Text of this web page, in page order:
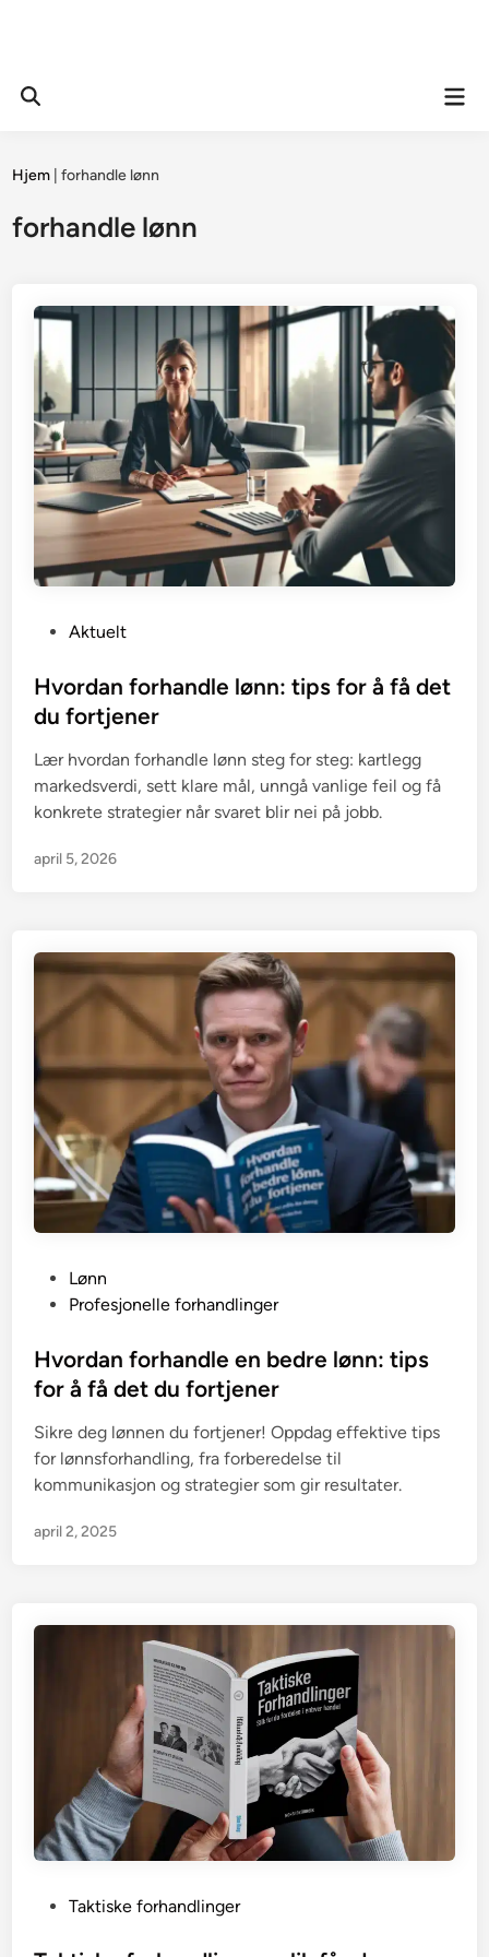
Open
Hjem |forhandle lønn
forhandle lønn
s
t
d
i
n
Aktuelt
Hvordan forhandle lønn: tips for å få det
du fortjener
Lær hvordan forhandle lønn steg for steg: kartlegg
markedsverdi, sett klare mål, unngå vanlige feil og få
konkrete strategier når svaret blir nei på jobb.
april 5, 2026
t
e
i
n
Lønn
Profesjonelle forhandlinger
Hvordan forhandle en bedre lønn: tips
for å få det du fortjener
Sikre deg lønnen du fortjener! Oppdag effektive tips
for lønnsforhandling, fra forberedelse til
kommunikasjon og strategier som gir resultater.
april 2, 2025
Taktiske forhandlinger